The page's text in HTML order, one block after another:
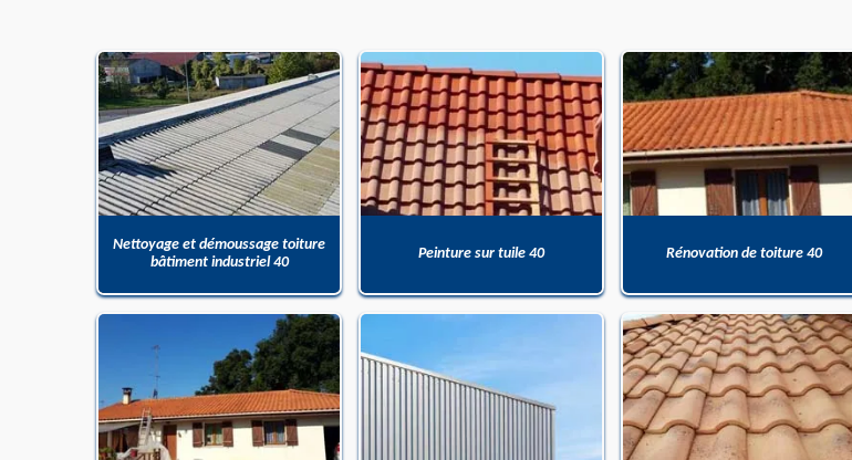
Nettoyage et démoussage toiture
bâtiment industriel 40
Peinture sur tuile 40 Rénovation de toiture 40